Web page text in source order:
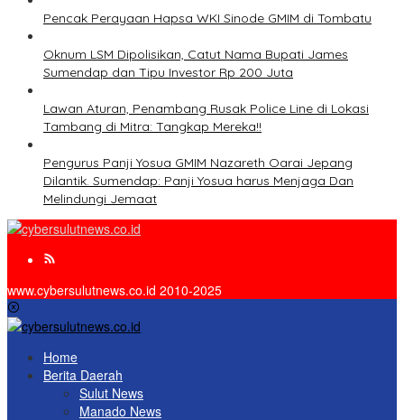
Pencak Perayaan Hapsa WKI Sinode GMIM di Tombatu
Oknum LSM Dipolisikan, Catut Nama Bupati James
Sumendap dan Tipu Investor Rp 200 Juta
Lawan Aturan, Penambang Rusak Police Line di Lokasi
Tambang di Mitra: Tangkap Mereka!!
Pengurus Panji Yosua GMIM Nazareth Oarai Jepang
Dilantik. Sumendap: Panji Yosua harus Menjaga Dan
Melindungi Jemaat
www.cybersulutnews.co.id 2010-2025
Home
Berita Daerah
Sulut News
Manado News